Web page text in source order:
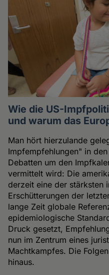
Wie die US-
und warum das
Man hört hierzulande
Impfempfehlungen" in
Debatten um den
vermittelt wird: Die
derzeit eine der stärksten
Erschütterungen der
lange Zeit globale
epidemiologische
Druck gesetzt,
nun im Zentrum eines
Machtkampfes. Die
hinaus.